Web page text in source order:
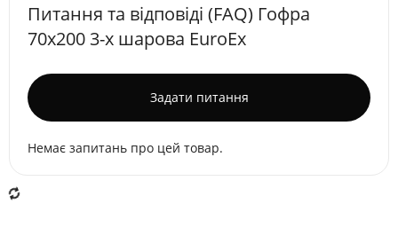
Питання та відповіді (FAQ) Гофра
70х200 3-х шарова EuroEx
Задати питання
Немає запитань про цей товар.